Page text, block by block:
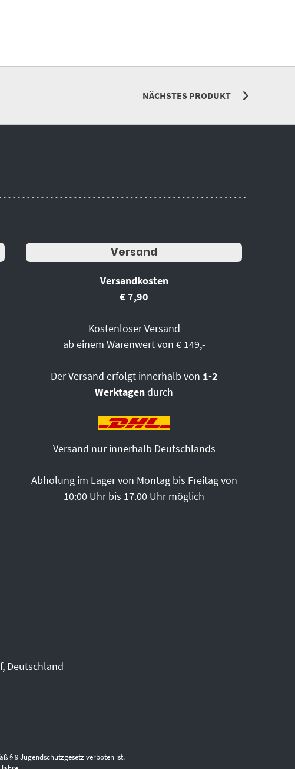
NÄCHSTES PRODUKT
Versand
Versandkosten
€ 7,90
Kostenloser Versand
ab einem Warenwert von € 149,-
Der Versand erfolgt innerhalb von 1-2
Werktagendurch
Versand nur innerhalb Deutschlands
Abholung im Lager von Montag bis Freitag von
10:00 Uhr bis 17.00 Uhr möglich
Deutschland
§ 9 Jugendschutzgesetz verboten ist.